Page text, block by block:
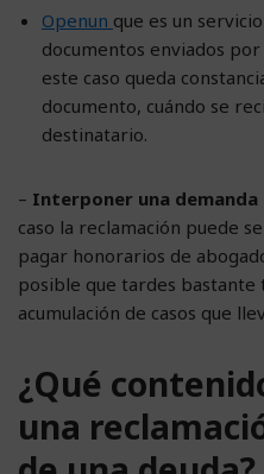
Openun que es un
documentos enviados
este caso queda
documento, cuándo se
destinatario.
– Interponer una
caso la reclamación puede
pagar honorarios de
posible que tardes
acumulación de casos que
¿Qué
una